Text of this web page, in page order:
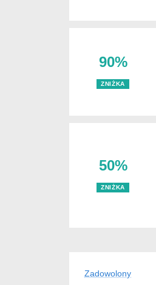
90%
ZNIŻKA
50%
ZNIŻKA
Zadowolony